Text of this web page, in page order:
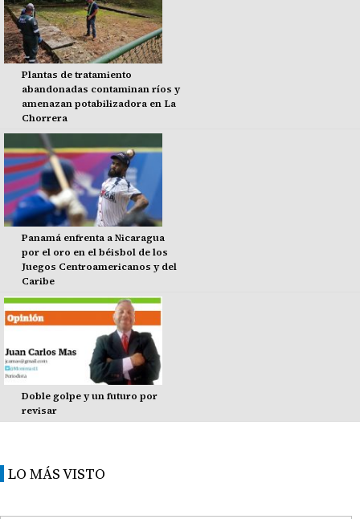
Plantas de tratamiento
abandonadas contaminan ríos y
amenazan potabilizadora en La
Chorrera
Panamá enfrenta a Nicaragua
por el oro en el béisbol de los
Juegos Centroamericanos y del
Caribe
Doble golpe y un futuro por
revisar
LO MÁS VISTO